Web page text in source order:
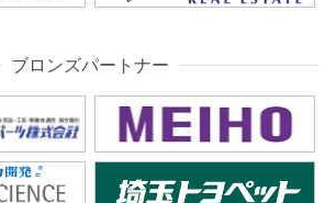
ブロンズパートナー